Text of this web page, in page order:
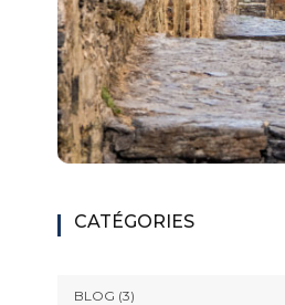
CATÉGORIES
BLOG (3)